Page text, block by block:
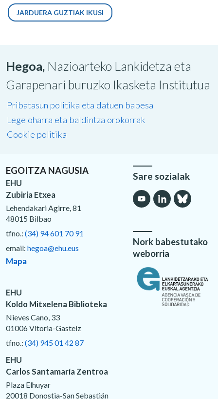
JARDUERA GUZTIAK IKUSI
Hegoa, Nazioarteko Lankidetza eta
Garapenari buruzko Ikasketa Institutua
Pribatasun politika eta datuen babesa
Lege oharra eta baldintza orokorrak
Cookie politika
EGOITZA NAGUSIA
EHU
Zubiria Etxea
Lehendakari Agirre, 81
48015 Bilbao
tfno.: (34) 94 601 70 91
email: hegoa@ehu.eus
Mapa
EHU
Koldo Mitxelena Biblioteka
Nieves Cano, 33
01006 Vitoria-Gasteiz
tfno.: (34) 945 01 42 87
EHU
Carlos Santamaría Zentroa
Plaza Elhuyar
20018 Donostia-San Sebastián
Sare sozialak
Nork babestutako
weborria